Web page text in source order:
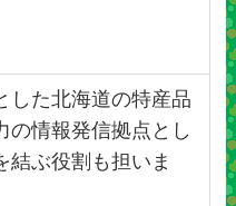
した北海道の特産品
の情報発信拠点とし
結ぶ役割も担いま